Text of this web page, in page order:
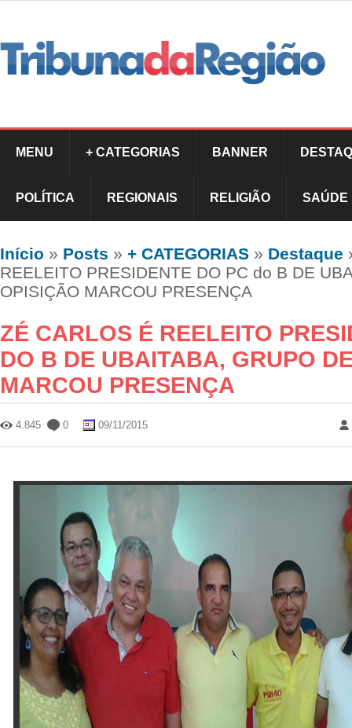
MENU + CATEGORIAS BANNER
POLÍTICA REGIONAIS RELIGIÃO SAÚDE
Início » Posts » + CATEGORIAS » Destaque
REELEITO PRESIDENTE DO PC do B DE
OPISIÇÃO MARCOU PRESENÇA
ZÉ CARLOS É REELEITO
DO B DE UBAITABA, GRUPO
MARCOU PRESENÇA
4.845 0 09/11/2015